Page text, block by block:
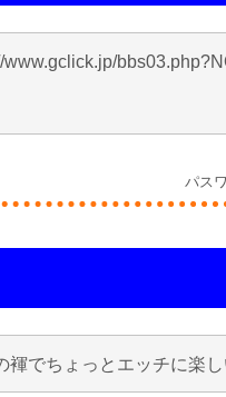
パス
でちょっとエッチに楽